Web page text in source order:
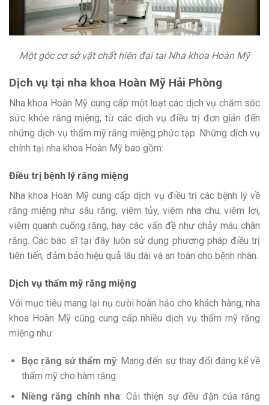
Một góc cơ sở vật chất hiện đại tại Nha khoa Hoàn Mỹ
Dịch vụ tại nha khoa Hoàn Mỹ Hải Phòng
Nha khoa Hoàn Mỹ cung cấp một loạt các dịch vụ chăm sóc
sức khỏe răng miệng, từ các dịch vụ điều trị đơn giản đến
những dịch vụ thẩm mỹ răng miệng phức tạp. Những dịch vụ
chính tại nha khoa Hoàn Mỹ bao gồm:
Điều trị bệnh lý răng miệng
Nha khoa Hoàn Mỹ cung cấp dịch vụ điều trị các bệnh lý về
răng miệng như sâu răng, viêm tủy, viêm nha chu, viêm lợi,
viêm quanh cuống răng, hay các vấn đề như chảy máu chân
răng. Các bác sĩ tại đây luôn sử dụng phương pháp điều trị
tiên tiến, đảm bảo hiệu quả lâu dài và an toàn cho bệnh nhân.
Dịch vụ thẩm mỹ răng miệng
Với mục tiêu mang lại nụ cười hoàn hảo cho khách hàng, nha
khoa Hoàn Mỹ cũng cung cấp nhiều dịch vụ thẩm mỹ răng
miệng như:
Bọc răng sứ thẩm mỹ: Mang đến sự thay đổi đáng kể về
thẩm mỹ cho hàm răng.
Niềng răng chỉnh nha: Cải thiện sự đều đặn của răng